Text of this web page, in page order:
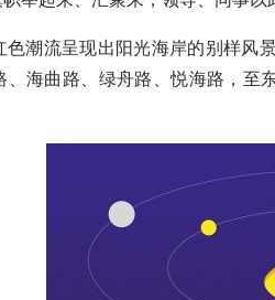
流呈现出阳光海岸的别样风景
海曲路、绿舟路、悦海路，至